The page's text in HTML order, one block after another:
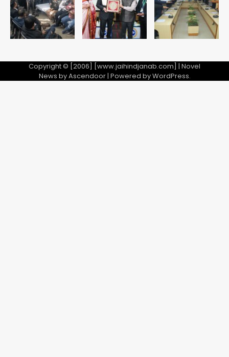
5
Copyright © [2006] [www.jaihindjanab.com] | Novel
News byAscendoor| Powered byWordPress.